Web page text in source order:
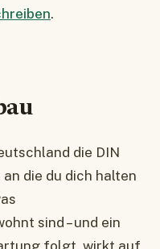
.
die DIN
die du dich halten
sind – und ein
folgt, wirkt auf